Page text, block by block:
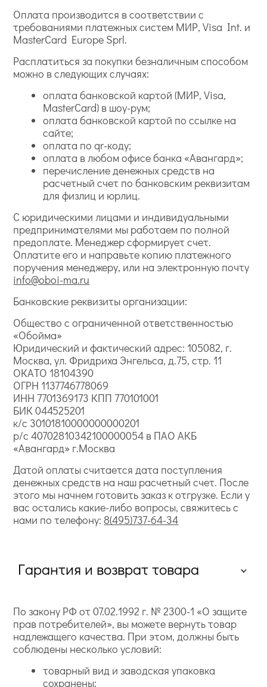
Оплата производится в соответствии с
требованиями платежных систем МИР, Visa Int. и
MasterCard Europe Sprl.
Расплатиться за покупки безналичным способом
можно в следующих случаях:
оплата банковской картой (МИР, Visa,
MasterCard) в шоу-рум;
оплата банковской картой по ссылке на
сайте;
оплата по qr-коду;
оплата в любом офисе банка «Авангард»;
перечисление денежных средств на
расчетный счет по банковским реквизитам
для физлиц и юрлиц.
С юридическими лицами и индивидуальными
предпринимателями мы работаем по полной
предоплате. Менеджер сформирует счет.
Оплатите его и направьте копию платежного
поручения менеджеру, или на электронную почту
info@oboi-ma.ru
Банковские реквизиты организации:
Общество с ограниченной ответственностью
«Обойма»
Юридический и фактический адрес: 105082, г.
Москва, ул. Фридриха Энгельса, д.75, стр. 11
ОКАТО 18104390
ОГРН 1137746778069
ИНН 7701369173 КПП 770101001
БИК 044525201
к/с 30101810000000000201
р/с 40702810342100000054 в ПАО АКБ
«Авангард» г.Москва
Датой оплаты считается дата поступления
денежных средств на наш расчетный счет. После
этого мы начнем готовить заказ к отгрузке. Если у
вас остались какие-либо вопросы, свяжитесь с
нами по телефону: 8(495)737-64-34
Гарантия и возврат товара
По закону РФ от 07.02.1992 г. № 2300-1 «О защите
прав потребителей», вы можете вернуть товар
надлежащего качества. При этом, должны быть
соблюдены несколько условий:
товарный вид и заводская упаковка
сохранены;